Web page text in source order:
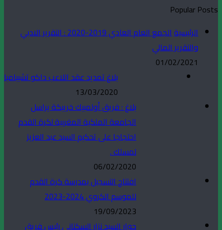
Popular Posts
الرئيسية
الجمع العام العادي 2019-2020 : التقرير الادبي
والتقرير المالي
01/02/2021
بلاغ تمديد عقد اللاعب داكو تشيبامبا
13/03/2020
بلاغ : فريق أولمبيك خريبكة يراسل
الجامعة الملكية المغربية لكرة القدم
احتجاجا على تحكيم السيد عبد العزيز
لمسلك .
06/02/2020
افتتاح التسجيل بمدرسة كرة القدم
للموسم الكروي 2024-2023
19/09/2023
حوار السيد نزار السكتاني رئيس فريق